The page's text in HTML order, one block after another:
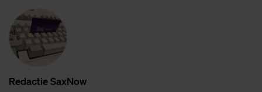
Re­dac­tie SaxNow